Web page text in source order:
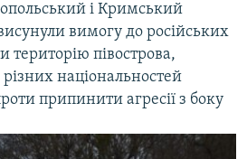
і Кримський
вимогу до російських
територію півострова,
національностей
припинити агресії з боку